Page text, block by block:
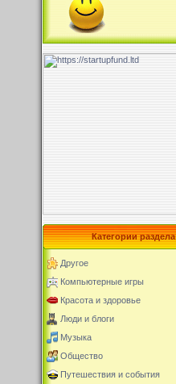
Категории раздела
Другое
Компьютерные игры
Красота и здоровье
Люди и блоги
Музыка
Общество
Путешествия и события